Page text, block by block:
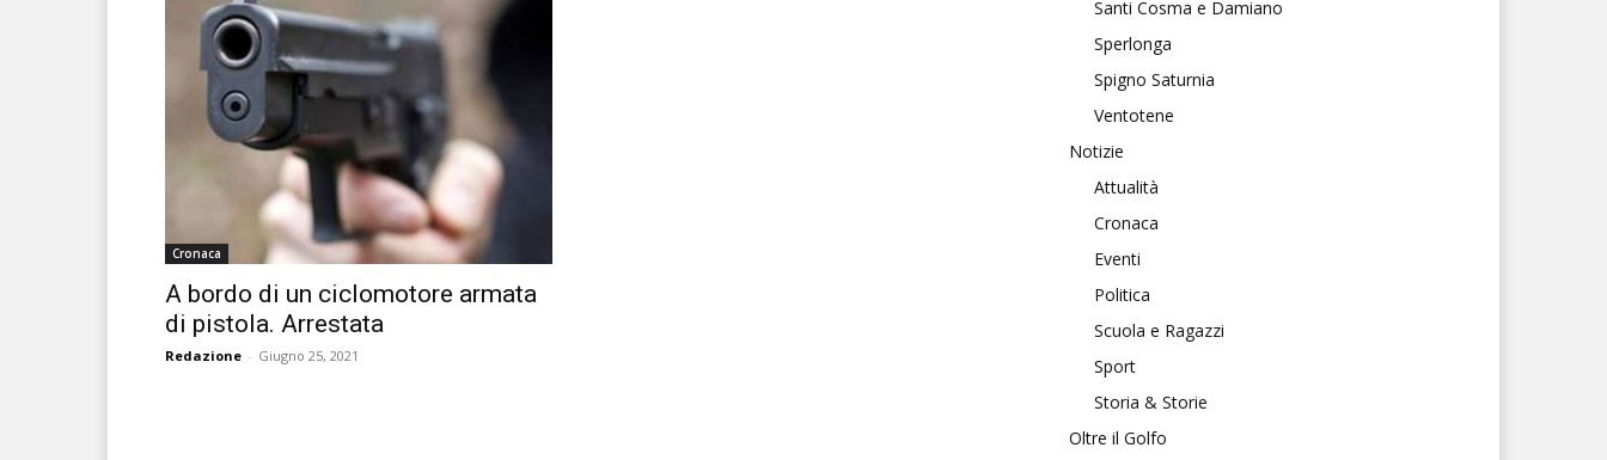
Cronaca
A bordo di un ciclomotore armata
di pistola. Arrestata
Redazione - Giugno 25, 2021
Santi Cosma e Damiano
Sperlonga
Spigno Saturnia
Ventotene
Notizie
Attualità
Cronaca
Eventi
Politica
Scuola e Ragazzi
Sport
Storia & Storie
Oltre il Golfo